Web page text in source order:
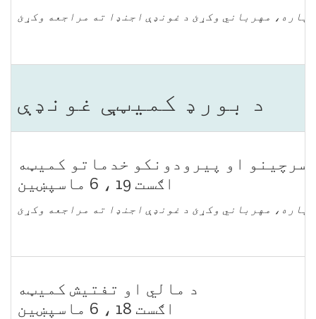
لپاره، مهرباني وکړئ د غونډې اجنډا ته مراجعه وکړئ
د بورډ کمیټې غونډې
سرچینو او پیرودونکو خدماتو کمیټه
اګست 19 ، 6 ماسپښین
لپاره، مهرباني وکړئ د غونډې اجنډا ته مراجعه وکړئ
د مالي او تفتیش کمیټه
اګست 18 ، 6 ماسپښین